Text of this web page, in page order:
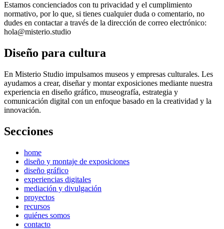
Estamos concienciados con tu privacidad y el cumplimiento
normativo, por lo que, si tienes cualquier duda o comentario, no
dudes en contactar a través de la dirección de correo electrónico:
hola@misterio.studio
Diseño para cultura
En Misterio Studio impulsamos museos y empresas culturales. Les
ayudamos a crear, diseñar y montar exposiciones mediante nuestra
experiencia en diseño gráfico, museografía, estrategia y
comunicación digital con un enfoque basado en la creatividad y la
innovación.
Secciones
home
diseño y montaje de exposiciones
diseño gráfico
experiencias digitales
mediación y divulgación
proyectos
recursos
quiénes somos
contacto